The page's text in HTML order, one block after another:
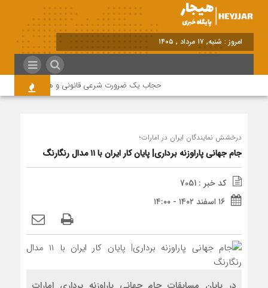
بر
حجاب یک ضرورت شرعی قانونی و همه در این
درخشش نمایندگان ایران در امارات؛
جام جهانی پاراوزنه برداری| پایان کار ایران با ۱۱ مدال رنگارنگ
کد خبر : 7051
۱۶ اسفند ۱۴۰۲ - ۱۴:۰۰